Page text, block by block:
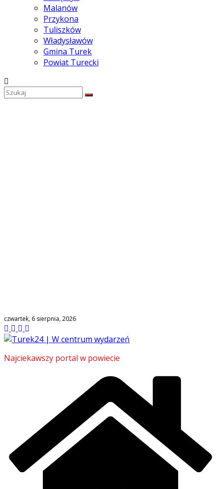
Malanów
Przykona
Tuliszków
Władysławów
Gmina Turek
Powiat Turecki
czwartek, 6 sierpnia, 2026
Najciekawszy portal w powiecie